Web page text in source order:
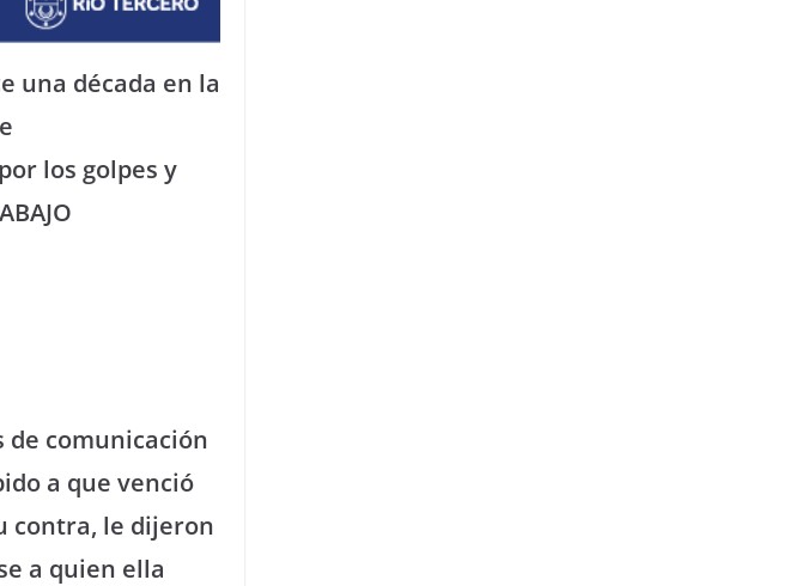
una década en la
los golpes y
comunicación
a que venció
contra, le dijeron
a quien ella